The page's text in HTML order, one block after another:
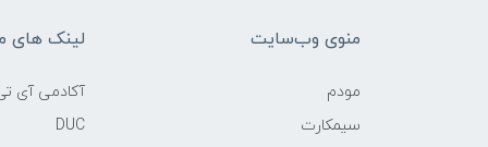
منوی وب‌سایت
مودم
سیمکارت
لینک های
آکادمی آی
DUC